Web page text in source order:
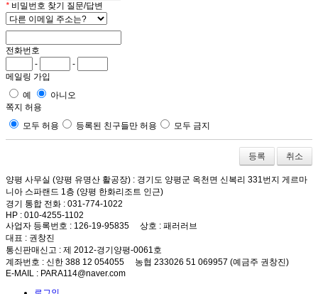
* 비밀번호 찾기 질문/답변
전화번호
-
-
메일링 가입
예
아니오
쪽지 허용
모두 허용
등록된 친구들만 허용 모두 금지
취소
양평 사무실 (양평 유명산 활공장) : 경기도 양평군 옥천면 신복리 331번지 게르마
니아 스파랜드 1층 (양평 한화리조트 인근)
경기 통합 전화 : 031-774-1022
HP : 010-4255-1102
사업자 등록번호 : 126-19-95835 상호 : 패러러브
대표 : 권창진
통신판매신고 : 제 2012-경기양평-0061호
계좌번호 : 신한 388 12 054055 농협 233026 51 069957 (예금주 권창진)
E-MAIL : PARA114@naver.com